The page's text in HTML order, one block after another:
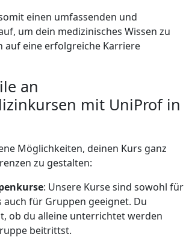
einen umfassenden und
um dein medizinisches Wissen zu
auf eine erfolgreiche Karriere
an
mit UniProf in
Möglichkeiten, deinen Kurs ganz
zu gestalten:
: Unsere Kurse sind sowohl für
auch für Gruppen geeignet. Du
ob du alleine unterrichtet werden
beitrittst.